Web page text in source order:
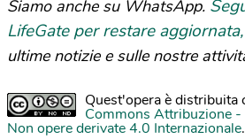
Siamo anche su WhatsApp.
LifeGate per restare
ultime notizie e sulle nostre
Quest'opera è distribuita
Commons Attribuzione
Non opere derivate 4.0 Internazionale.